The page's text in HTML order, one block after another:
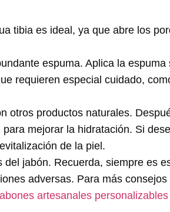
tibia es ideal, ya que abre los
espuma. Aplica la espuma
requieren especial cuidado,
otros productos naturales.
mejorar la hidratación. Si
de la piel.
jabón. Recuerda, siempre es
adversas. Para más
artesanales